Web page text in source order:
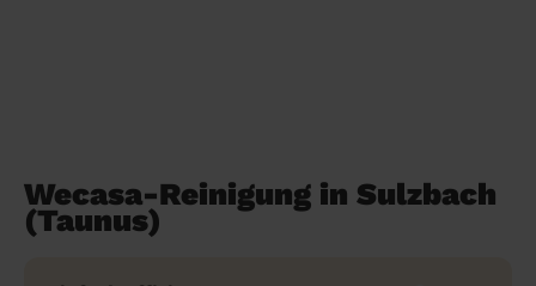
Wecasa-Reinigung in Sulzbach
(Taunus)